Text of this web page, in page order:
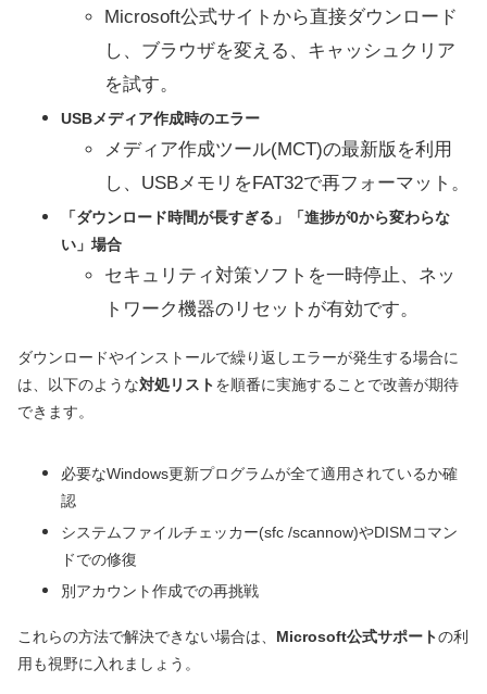
Microsoft公式サイトから直接ダウンロード
し、ブラウザを変える、キャッシュクリア
を試す。
USBメディア作成時のエラー
メディア作成ツール(MCT)の最新版を利用
し、USBメモリをFAT32で再フォーマット。
「ダウンロード時間が長すぎる」「進捗が0から変わらな
い」場合
セキュリティ対策ソフトを一時停止、ネッ
トワーク機器のリセットが有効です。
ダウンロードやインストールで繰り返しエラーが発生する場合に
は、以下のような対処リストを順番に実施することで改善が期待
できます。
必要なWindows更新プログラムが全て適用されているか確
認
システムファイルチェッカー(sfc /scannow)やDISMコマン
ドでの修復
別アカウント作成での再挑戦
これらの方法で解決できない場合は、 Microsoft公式サポートの利
用も視野に入れましょう。